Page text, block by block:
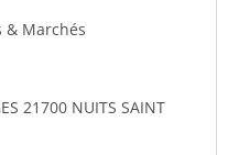
& Marchés
21700 NUITS SAINT